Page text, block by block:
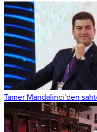
Tamer Mandalinci’den